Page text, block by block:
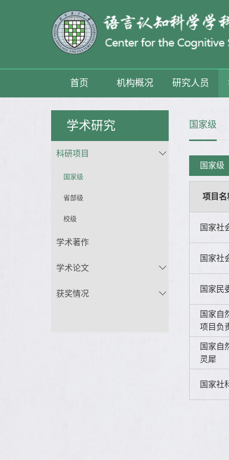
首页 机构概况 研究人员
学术研究
科研项目
国家级
省部级
校级
学术著作
学术论文
获奖情况
国家级
国家级
项目名
国家社
国家社
国家民
国家自
项目负
国家自
灵犀
国家社